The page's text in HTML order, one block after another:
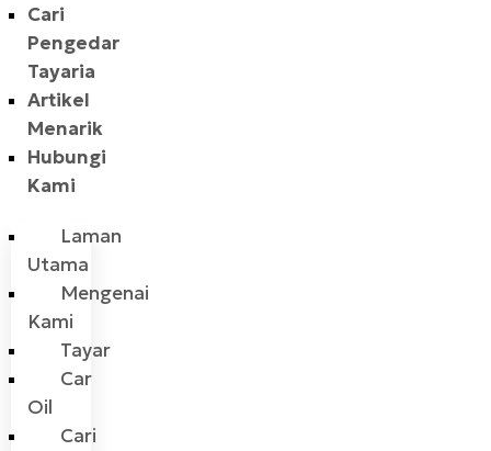
Cari
Pengedar
Tayaria
Artikel
Menarik
Hubungi
Kami
Laman
Utama
Mengenai
Kami
Tayar
Car
Oil
Cari